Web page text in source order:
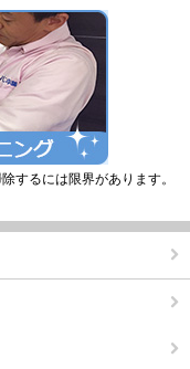
するには限界があります。